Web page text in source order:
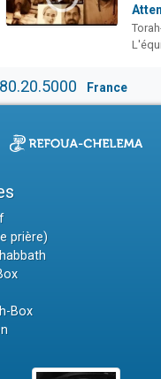
France
prière)
Box